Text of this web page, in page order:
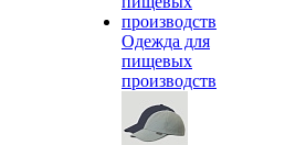
Одежда для
пищевых
производств